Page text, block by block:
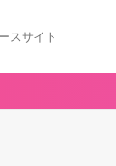
スサイト